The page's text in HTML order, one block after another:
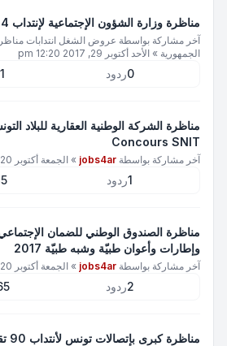
مناظرة وزارة الشؤون الإجتماعية لإنتداب 144 أعوان وعمال
آخر مشاركة بواسطة عروض الشغل انتدابات
الجمهورية » الأحد أكتوبر 29, 2017 12:20 pm
0ردود
مناظرة الشركة الوطنية العقارية للبلاد
Concours SNIT
آخر مشاركة بواسطة jobs4ar
» الجمعة أكتوبر 20, 2017 10:14 am
1ردود
مناظرة الصندوق الوطني للضمان
وإطارات وأعوان طبيّة وشبه طبيّة 2017
آخر مشاركة بواسطة jobs4ar
» الجمعة أكتوبر 20, 2017 10:12 am
2ردود
مناظرة كبرى بإتصالات تونس لأنتداب 90 تقني